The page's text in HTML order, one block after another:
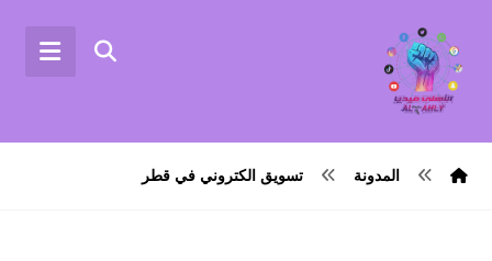
المدونة تسويق الكتروني في قطر